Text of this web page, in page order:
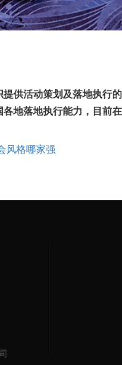
供活动策划及落地执行
地落地执行能力，目前
风格哪家强